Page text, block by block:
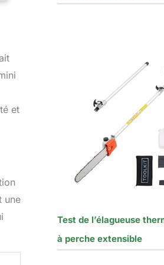
et
une
Test de l’élagueuse
à perche extensible